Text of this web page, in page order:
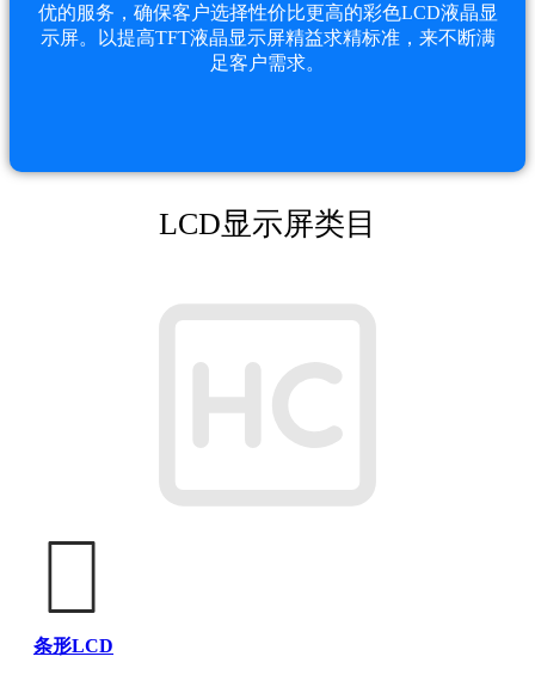
优的服务，确保客户选择性价比更高的彩色LCD液晶显
示屏。以提高TFT液晶显示屏精益求精标准，来不断满
足客户需求。
LCD显示屏类目
条形LCD